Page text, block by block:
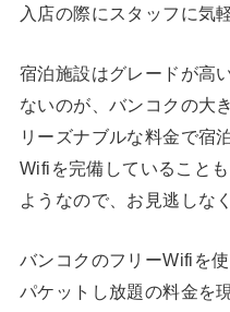
入店の際にスタッフに気
宿泊施設はグレードが高
ないのが、バンコクの大
リーズナブルな料金で宿
Wifiを完備していること
ようなので、お見逃しなく
バンコクのフリーWifiを
パケットし放題の料金を